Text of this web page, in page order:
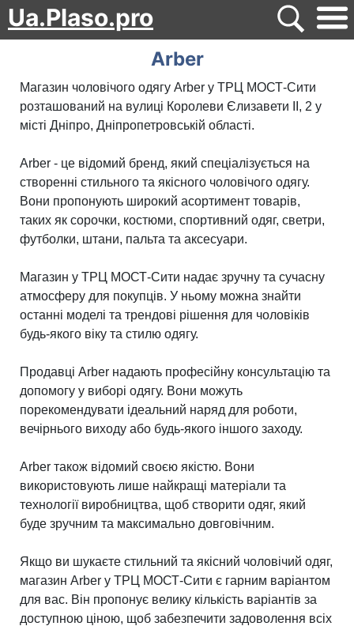
Ua.Plaso.pro
Arber
Магазин чоловічого одягу Arber у ТРЦ МОСТ-Cити
розташований на вулиці Королеви Єлизавети ІІ, 2 у
місті Дніпро, Дніпропетровській області.
Arber - це відомий бренд, який спеціалізується на
створенні стильного та якісного чоловічого одягу.
Вони пропонують широкий асортимент товарів,
таких як сорочки, костюми, спортивний одяг, светри,
футболки, штани, пальта та аксесуари.
Магазин у ТРЦ МОСТ-Cити надає зручну та сучасну
атмосферу для покупців. У ньому можна знайти
останні моделі та трендові рішення для чоловіків
будь-якого віку та стилю одягу.
Продавці Arber надають професійну консультацію та
допомогу у виборі одягу. Вони можуть
порекомендувати ідеальний наряд для роботи,
вечірнього виходу або будь-якого іншого заходу.
Arber також відомий своєю якістю. Вони
використовують лише найкращі матеріали та
технології виробництва, щоб створити одяг, який
буде зручним та максимально довговічним.
Якщо ви шукаєте стильний та якісний чоловічий одяг,
магазин Arber у ТРЦ МОСТ-Cити є гарним варіантом
для вас. Він пропонує велику кількість варіантів за
доступною ціною, щоб забезпечити задоволення всіх